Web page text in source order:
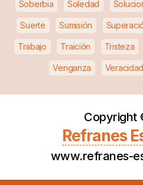
Soberbia Soledad
Suerte Sumisión
Trabajo Traición Tristeza
Venganza Veracidad
Copyright
Refranes
www.refranes-